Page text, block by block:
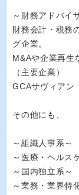
～財務アドバイ
財務会計・税務
グ企業。
M&Aや企業再生
（主要企業）
GCAサヴィアン
その他にも、
～組織人事系～
～医療・ヘルス
～国内独立系～
～業務・業界特